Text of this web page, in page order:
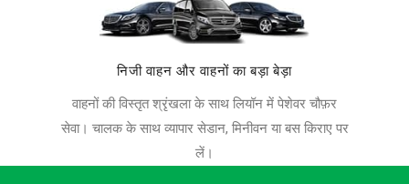
निजी वाहन और वाहनों का बड़ा बेड़ा
वाहनों की विस्तृत श्रृंखला के साथ लियॉन में पेशेवर चौफ़र
सेवा। चालक के साथ व्यापार सेडान, मिनीवन या बस किराए पर
लें।